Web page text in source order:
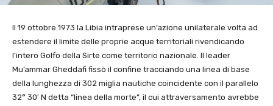
Il 19 ottobre 1973 la Libia intraprese un’azione unilaterale volta ad
estendere il limite delle proprie acque territoriali rivendicando
l’intero Golfo della Sirte come territorio nazionale. Il leader
Mu’ammar Gheddafi fissò il confine tracciando una linea di base
della lunghezza di 302 miglia nautiche coincidente con il parallelo
32° 30′ N detta “linea della morte”, il cui attraversamento avrebbe